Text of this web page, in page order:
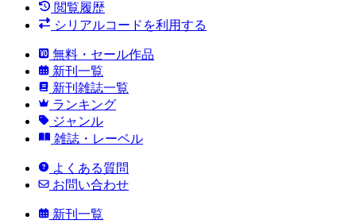
閲覧履歴
シリアルコードを利用する
無料・セール作品
新刊一覧
新刊雑誌一覧
ランキング
ジャンル
雑誌・レーベル
よくある質問
お問い合わせ
新刊一覧